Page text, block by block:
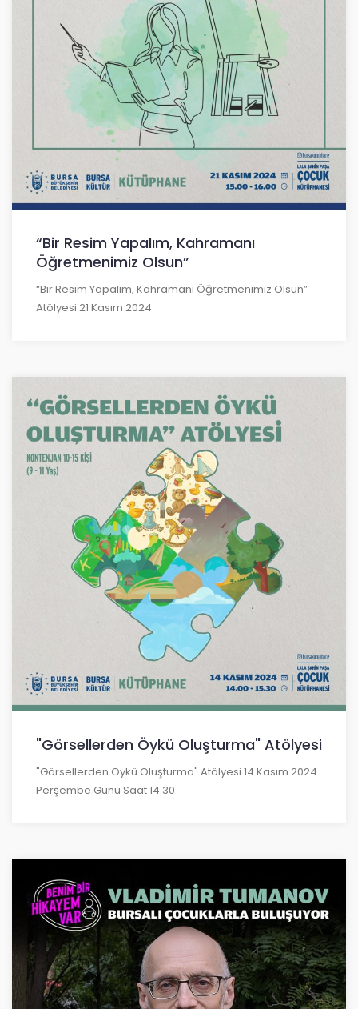
“Bir Resim Yapalım, Kahramanı
Öğretmenimiz Olsun”
“Bir Resim Yapalım, Kahramanı Öğretmenimiz Olsun”
Atölyesi 21 Kasım 2024
"Görsellerden Öykü Oluşturma" Atölyesi
"Görsellerden Öykü Oluşturma" Atölyesi 14 Kasım 2024
Perşembe Günü Saat 14.30